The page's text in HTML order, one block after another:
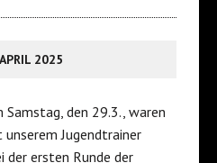
2025
Samstag, den 29.3., waren
Jugendtrainer
der ersten Runde der